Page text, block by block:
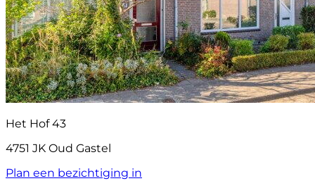
Het Hof 43
4751 JK Oud Gastel
Plan een bezichtiging in